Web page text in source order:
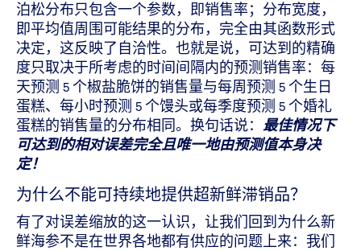
泊松分布只包含一个参数，即销售率；分布宽度，
即平均值周围可能结果的分布，完全由其函数形式
决定，这反映了自洽性。也就是说，可达到的精确
度只取决于所考虑的时间间隔内的预测销售率：每
天预测 5 个椒盐脆饼的销售量与每周预测 5 个生日
蛋糕、每小时预测 5 个馒头或每季度预测 5 个婚礼
蛋糕的销售量的分布相同。换句话说： 最佳情况下
可达到的相对误差完全且唯一地由预测值本身决
定！
为什么不能可持续地提供超新鲜滞销品？
有了对误差缩放的这一认识，让我们回到为什么新
鲜海参不是在世界各地都有供应的问题上来：我们